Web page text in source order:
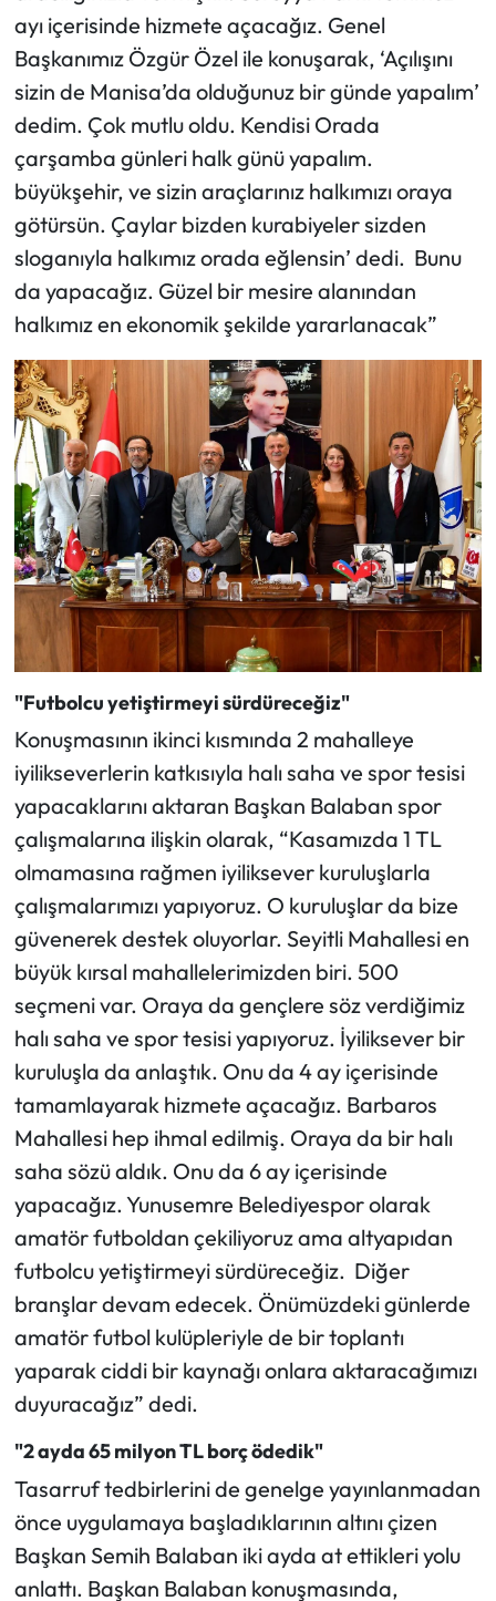
ayı içerisinde hizmete açacağız. Genel
Başkanımız Özgür Özel ile konuşarak, ‘Açılışını
sizin de Manisa’da olduğunuz bir günde yapalım’
dedim. Çok mutlu oldu. Kendisi Orada
çarşamba günleri halk günü yapalım.
büyükşehir, ve sizin araçlarınız halkımızı oraya
götürsün. Çaylar bizden kurabiyeler sizden
sloganıyla halkımız orada eğlensin’ dedi. Bunu
da yapacağız. Güzel bir mesire alanından
halkımız en ekonomik şekilde yararlanacak”
"Futbolcu yetiştirmeyi sürdüreceğiz"
Konuşmasının ikinci kısmında 2 mahalleye
iyilikseverlerin katkısıyla halı saha ve spor tesisi
yapacaklarını aktaran Başkan Balaban spor
çalışmalarına ilişkin olarak, “Kasamızda 1 TL
olmamasına rağmen iyiliksever kuruluşlarla
çalışmalarımızı yapıyoruz. O kuruluşlar da bize
güvenerek destek oluyorlar. Seyitli Mahallesi en
büyük kırsal mahallelerimizden biri. 500
seçmeni var. Oraya da gençlere söz verdiğimiz
halı saha ve spor tesisi yapıyoruz. İyiliksever bir
kuruluşla da anlaştık. Onu da 4 ay içerisinde
tamamlayarak hizmete açacağız. Barbaros
Mahallesi hep ihmal edilmiş. Oraya da bir halı
saha sözü aldık. Onu da 6 ay içerisinde
yapacağız. Yunusemre Belediyespor olarak
amatör futboldan çekiliyoruz ama altyapıdan
futbolcu yetiştirmeyi sürdüreceğiz. Diğer
branşlar devam edecek. Önümüzdeki günlerde
amatör futbol kulüpleriyle de bir toplantı
yaparak ciddi bir kaynağı onlara aktaracağımızı
duyuracağız” dedi.
"2 ayda 65 milyon TL borç ödedik"
Tasarruf tedbirlerini de genelge yayınlanmadan
önce uygulamaya başladıklarının altını çizen
Başkan Semih Balaban iki ayda at ettikleri yolu
anlattı. Başkan Balaban konuşmasında,